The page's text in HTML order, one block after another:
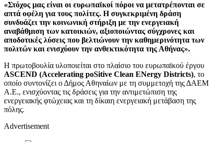
«Στόχος μας είναι οι ευρωπαϊκοί πόροι να μετατρέπονται σε
απτά οφέλη για τους πολίτες. Η συγκεκριμένη δράση
συνδυάζει την κοινωνική στήριξη με την ενεργειακή
αναβάθμιση των κατοικιών, αξιοποιώντας σύγχρονες και
αποδοτικές λύσεις που βελτιώνουν την καθημερινότητα των
πολιτών και ενισχύουν την ανθεκτικότητα της Αθήνας».
Η πρωτοβουλία υλοποιείται στο πλαίσιο του ευρωπαϊκού έργου
ASCEND (Accelerating poSitive Clean ENergy Districts), το
οποίο συντονίζει ο Δήμος Αθηναίων με τη συμμετοχή της ΔΑΕΜ
Α.Ε., ενισχύοντας τις δράσεις για την αντιμετώπιση της
ενεργειακής φτώχειας και τη δίκαιη ενεργειακή μετάβαση της
πόλης.
Advertisement